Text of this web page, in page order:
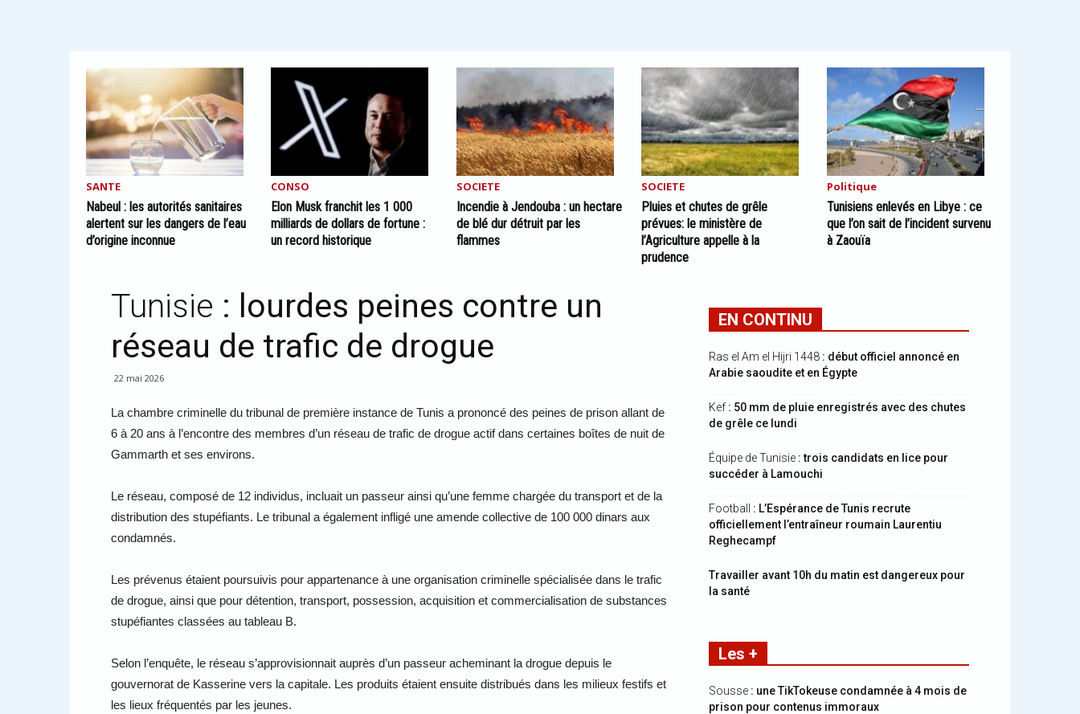
SANTE
Nabeul : les autorités sanitaires
alertent sur les dangers de l’eau
d’origine inconnue
CONSO
Elon Musk franchit les 1 000
milliards de dollars de fortune :
un record historique
SOCIETE
Incendie à Jendouba : un hectare
de blé dur détruit par les
flammes
SOCIETE
Pluies et chutes de grêle
prévues: le ministère de
l’Agriculture appelle à la
prudence
Politique
Tunisiens enlevés en Libye : ce
que l’on sait de l’incident survenu
à Zaouïa
Tunisie : lourdes peines contre un
réseau de trafic de drogue
22 mai 2026
La chambre criminelle du tribunal de première instance de Tunis a prononcé des peines de prison allant de
6 à 20 ans à l’encontre des membres d’un réseau de trafic de drogue actif dans certaines boîtes de nuit de
Gammarth et ses environs.
Le réseau, composé de 12 individus, incluait un passeur ainsi qu’une femme chargée du transport et de la
distribution des stupéfiants. Le tribunal a également infligé une amende collective de 100 000 dinars aux
condamnés.
Les prévenus étaient poursuivis pour appartenance à une organisation criminelle spécialisée dans le trafic
de drogue, ainsi que pour détention, transport, possession, acquisition et commercialisation de substances
stupéfiantes classées au tableau B.
Selon l’enquête, le réseau s’approvisionnait auprès d’un passeur acheminant la drogue depuis le
gouvernorat de Kasserine vers la capitale. Les produits étaient ensuite distribués dans les milieux festifs et
les lieux fréquentés par les jeunes.
EN CONTINU
Ras el Am el Hijri 1448 : début officiel annoncé en
Arabie saoudite et en Égypte
Kef : 50 mm de pluie enregistrés avec des chutes
de grêle ce lundi
Équipe de Tunisie : trois candidats en lice pour
succéder à Lamouchi
Football
: L’Espérance de Tunis recrute
officiellement l’entraîneur roumain Laurentiu
Reghecampf
Travailler avant 10h du matin est dangereux pour
la santé
Les +
Sousse : une TikTokeuse condamnée à 4 mois de
prison pour contenus immoraux